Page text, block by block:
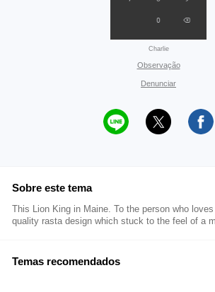
Charlie
Observação
Denunciar
Sobre este tema
This Lion King in Maine. To the person who
quality rasta design which stuck to the feel of a
Temas recomendados